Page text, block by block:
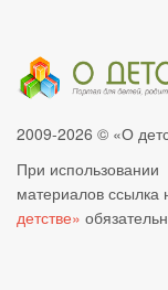
2009-2026 © «О
При использовании
материалов ссылка
детстве»